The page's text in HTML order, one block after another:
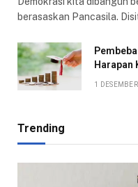
berasaskan Pancasila.
Harapan
1
Trending